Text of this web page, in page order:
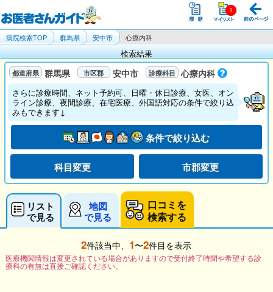
病院検索TOP 群馬県 安中市 心療内科
検索結果
群馬県 安中市 心療内科
さらに診療時間、ネット予約可、日曜・休日診療、女医、オン
ライン診療、夜間診療、在宅医療、外国語対応の条件で絞り込
みもできます↓
条件で絞り込む
科目変更 市郡変更
リスト
で見る
地図
で見る
口コミを
検索する
2件該当中、 1〜2件目を表示
医療機関情報は変更されている場合がありますので受付終了時間や希望する診
療科の有無は直接ご確認ください。